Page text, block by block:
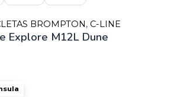
BROMPTON , C-LINE
Explore M12L Dune